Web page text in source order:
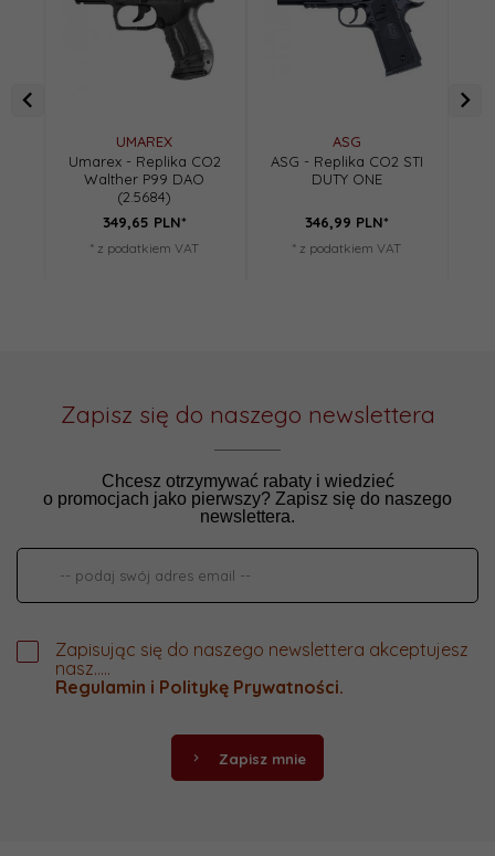
UMAREX
Umarex - Replika CO2
Walther P99 DAO
(2.5684)
349,65 PLN*
* z podatkiem VAT
ASG
ASG - Replika CO2 STI
DUTY ONE
346,99 PLN*
* z podatkiem VAT
Zapisz się do naszego newslettera
Chcesz otrzymywać rabaty i wiedzieć
o promocjach jako pierwszy? Zapisz się do naszego
newslettera.
Zapisując się do naszego newslettera akceptujesz
nasz.....
Regulamin i Politykę Prywatności.
Zapisz mnie